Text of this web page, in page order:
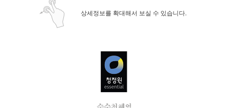
상세정보를 확대해서 보실 수 있습니다.